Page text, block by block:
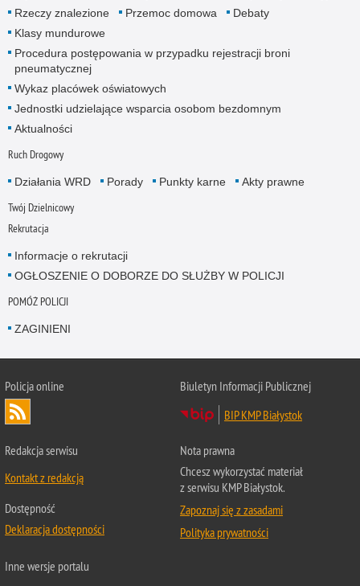
Rzeczy znalezione
Przemoc domowa
Debaty
Klasy mundurowe
Procedura postępowania w przypadku rejestracji broni
pneumatycznej
Wykaz placówek oświatowych
Jednostki udzielające wsparcia osobom bezdomnym
Aktualności
Ruch Drogowy
Działania WRD Porady Punkty karne Akty prawne
Twój Dzielnicowy
Rekrutacja
Informacje o rekrutacji
OGŁOSZENIE O DOBORZE DO SŁUŻBY W POLICJI
POMÓŻ POLICJI
ZAGINIENI
Policja online
Biuletyn Informacji Publicznej
BIP KMP Białystok
Redakcja serwisu
Kontakt z redakcją
Dostępność
Deklaracja dostępności
Nota prawna
Chcesz wykorzystać materiał
z serwisu KMP Białystok.
Zapoznaj się z zasadami
Polityka prywatności
Inne wersje portalu